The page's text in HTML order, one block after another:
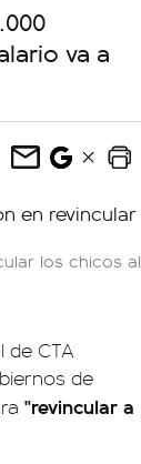
va a
los chicos al
CTA
de
"revincular a